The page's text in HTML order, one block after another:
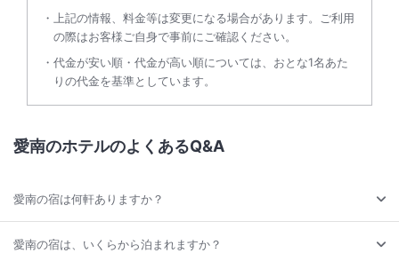
上記の情報、料金等は変更になる場合があります。ご利用
の際はお客様ご自身で事前にご確認ください。
代金が安い順・代金が高い順については、おとな1名あた
りの代金を基準としています。
愛南のホテルのよくあるQ&A
愛南の宿は何軒ありますか？
愛南の宿は、いくらから泊まれますか？